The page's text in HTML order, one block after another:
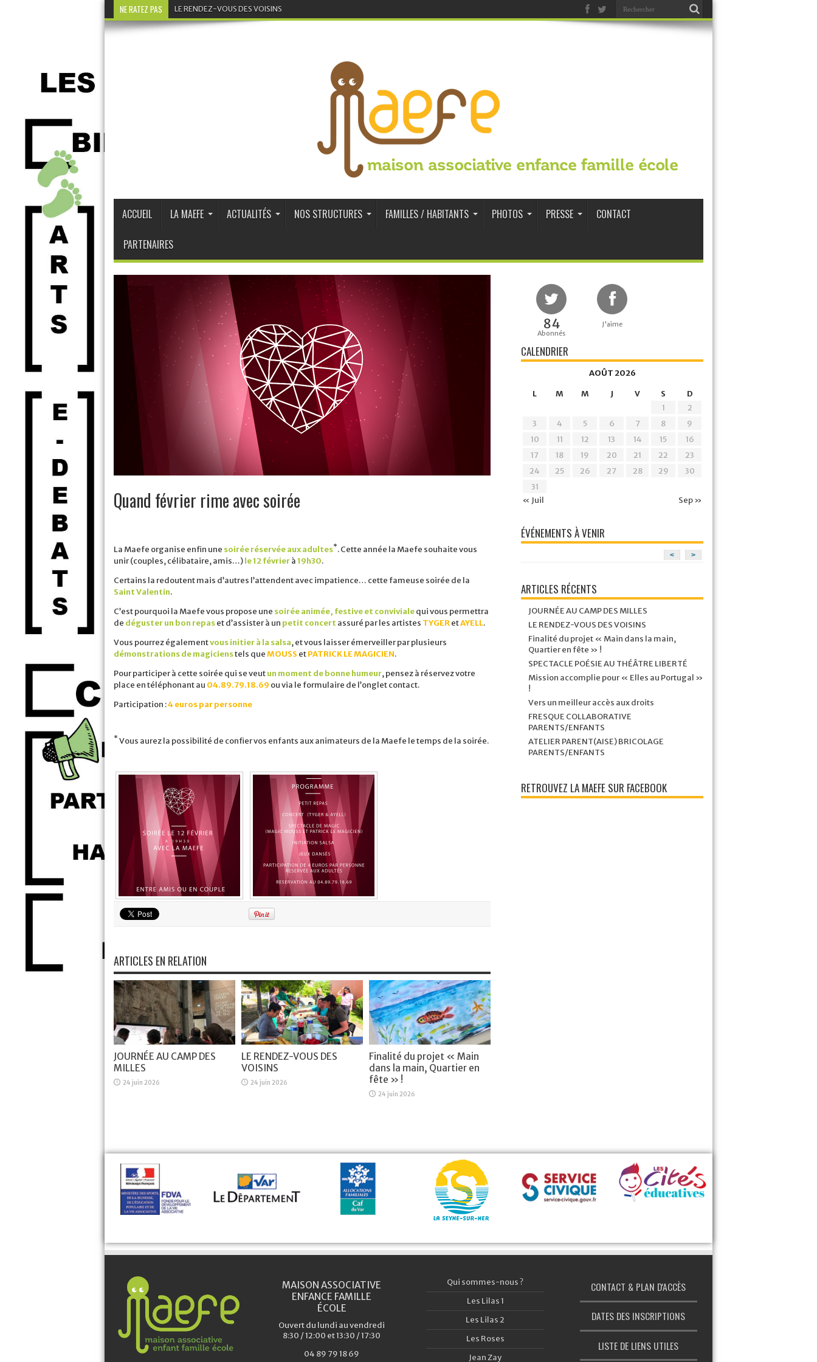
NE RATEZ PAS LE RENDEZ-VOUS DES VOISINS
maison associative enfance famille école
ACCUEIL LA MAEFE ACTUALITÉS NOS STRUCTURES FAMILLES / HABITANTS PHOTOS PRESSE CONTACT
PARTENAIRES
Quand février rime avec soirée
La Maefe organise enfin une soirée réservée aux adultes*. Cette année la Maefe souhaite vous
unir (couples, célibataire, amis…)le 12 févrierà19h30.
Certains la redoutent mais d’autres l’attendent avec impatience… cette fameuse soirée de la
Saint Valentin.
C’est pourquoi la Maefe vous propose une soirée animée, festive et convivialequi vous permettra
de déguster un bon repaset d’assister à un petit concert assuré par les artistes TYGERetAYELL.
Vous pourrez égalementvous initier à la salsa, et vous laisser émerveiller par plusieurs
démonstrations de magicienstels queMOUSS etPATRICK LE MAGICIEN.
Pour participer à cette soirée qui se veutun moment de bonne humeur, pensez à réservez votre
place en téléphonant au 04.89.79.18.69 ou via le formulaire de l’onglet contact.
Participation :4 euros par personne
* Vous aurez la possibilité de confier vos enfants aux animateurs de la Maefe le temps de la soirée.
ARTICLES EN RELATION
JOURNÉE AU CAMP DES
MILLES
24 juin 2026
LE RENDEZ-VOUS DES
VOISINS
24 juin 2026
Finalité du projet « Main
dans la main, Quartier en
fête » !
24 juin 2026
84
Abonnés
J'aime
CALENDRIER
AOÛT 2026
L
M M J V S
D
1
2
3
4 5 6 7 8
9
10
11 12 13 14 15
16
17
18 19 20 21 22
23
24
25 26 27 28 29
30
31
« Juil
Sep »
ÉVÉNEMENTS À VENIR
< >
ARTICLES RÉCENTS
JOURNÉE AU CAMP DES MILLES
LE RENDEZ-VOUS DES VOISINS
Finalité du projet « Main dans la main,
Quartier en fête » !
SPECTACLE POÉSIE AU THÉÂTRE LIBERTÉ
Mission accomplie pour « Elles au Portugal »
!
Vers un meilleur accès aux droits
FRESQUE COLLABORATIVE
PARENTS/ENFANTS
ATELIER PARENT(AISE) BRICOLAGE
PARENTS/ENFANTS
RETROUVEZ LA MAEFE SUR FACEBOOK
MAISON ASSOCIATIVE
ENFANCE FAMILLE
ÉCOLE
Ouvert du lundi au vendredi
8:30 / 12:00 et 13:30 / 17:30
04 89 79 18 69
Qui sommes-nous ?
Les Lilas 1
Les Lilas 2
Les Roses
Jean Zay
CONTACT & PLAN D'ACCÈS
DATES DES INSCRIPTIONS
LISTE DE LIENS UTILES